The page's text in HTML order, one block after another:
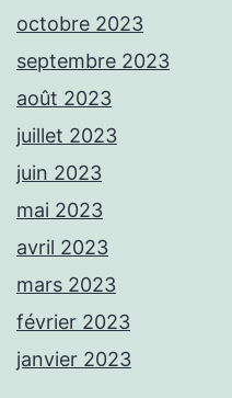
octobre 2023
septembre 2023
août 2023
juillet 2023
juin 2023
mai 2023
avril 2023
mars 2023
février 2023
janvier 2023